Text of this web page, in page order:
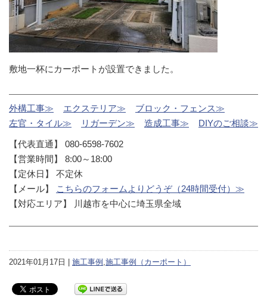
敷地一杯にカーポートが設置できました。
外構工事≫ エクステリア≫
ブロック・フェンス≫
左官・タイル≫
リガーデン≫ 造成工事≫ DIYのご相談≫
【代表直通】 080-6598-7602
【営業時間】 8:00～18:00
【定休日】 不定休
【メール】
こちらのフォームよりどうぞ（24時間受付）≫
【対応エリア】 川越市を中心に埼玉県全域
2021年01月17日 | 施工事例 ,施工事例（カーポート）